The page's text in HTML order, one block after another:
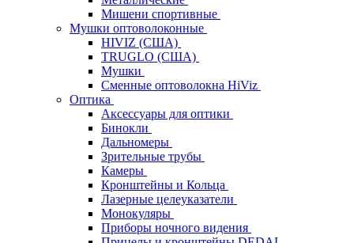
Мишени спортивные
Мушки оптоволоконные
HIVIZ (США)
TRUGLO (США)
Мушки
Сменные оптоволокна HiViz
Оптика
Аксессуары для оптики
Бинокли
Дальномеры
Зрительные трубы
Камеры
Кронштейны и Кольца
Лазерные целеуказатели
Монокуляры
Приборы ночного видения